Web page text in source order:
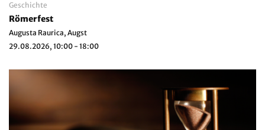
Geschichte
Römerfest
Augusta Raurica, Augst
29.08.2026, 10:00 - 18:00